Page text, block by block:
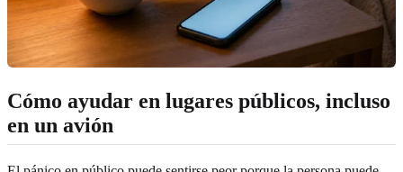
Cómo ayudar en lugares públicos, incluso
en un avión